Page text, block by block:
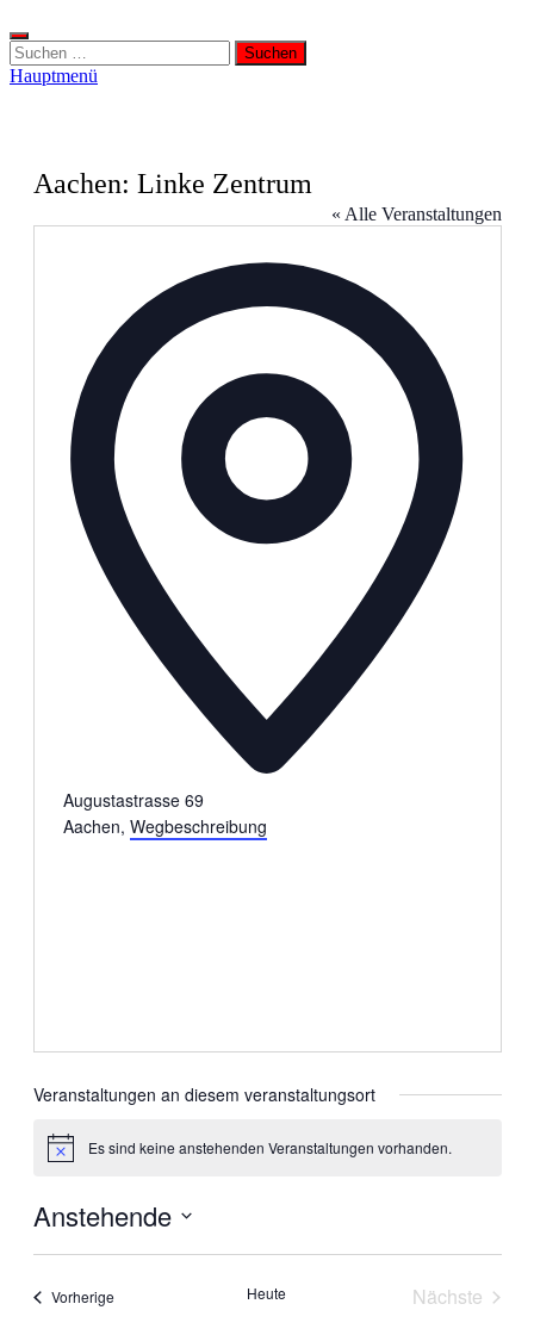
Suchen
nach:
Hauptmenü
Aachen: Linke Zentrum
« Alle Veranstaltungen
Augustastrasse 69
Aachen, Wegbeschreibung
Veranstaltungen an diesem veranstaltungsort
HinweisEs sind keine anstehenden Veranstaltungen vorhanden.
Anstehende
VorherigeVeranstaltungen Heute
Nächste